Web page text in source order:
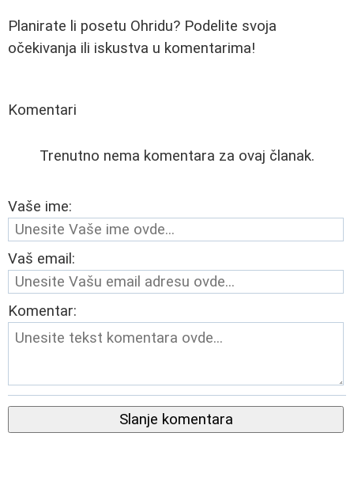
Planirate li posetu Ohridu? Podelite svoja
očekivanja ili iskustva u komentarima!
Komentari
Trenutno nema komentara za ovaj članak.
Vaše ime:
Vaš email:
Komentar:
Slanje komentara